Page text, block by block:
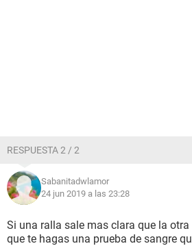
RESPUESTA 2 / 2
Sabanitadwlamor
24 jun 2019 a las 23:28
Si una ralla sale mas clara que la
que te hagas una prueba de sangre